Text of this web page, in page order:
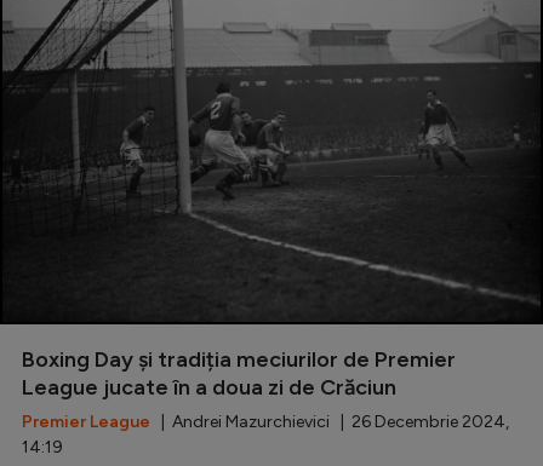
Boxing Day și tradiția meciurilor de Premier
League jucate în a doua zi de Crăciun
Premier League | Andrei Mazurchievici | 26 Decembrie 2024,
14:19